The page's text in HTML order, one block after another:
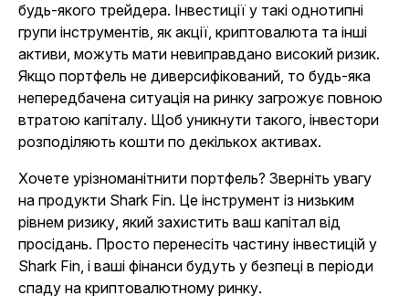
будь-якого трейдера. Інвестиції у такі однотипні
групи інструментів, як акції, криптовалюта та інші
активи, можуть мати невиправдано високий ризик.
Якщо портфель не диверсифікований, то будь-яка
непередбачена ситуація на ринку загрожує повною
втратою капіталу. Щоб уникнути такого, інвестори
розподіляють кошти по декількох активах.
Хочете урізноманітнити портфель? Зверніть увагу
на продукти Shark Fin. Це інструмент із низьким
рівнем ризику, який захистить ваш капітал від
просідань. Просто перенесіть частину інвестицій у
Shark Fin, і ваші фінанси будуть у безпеці в періоди
спаду на криптовалютному ринку.